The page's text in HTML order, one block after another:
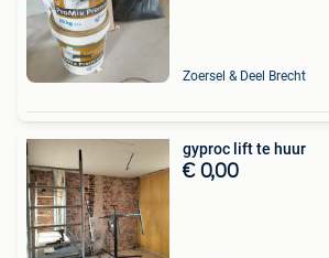
Zoersel & Deel Brecht
gyproc lift te huur
€ 0,00